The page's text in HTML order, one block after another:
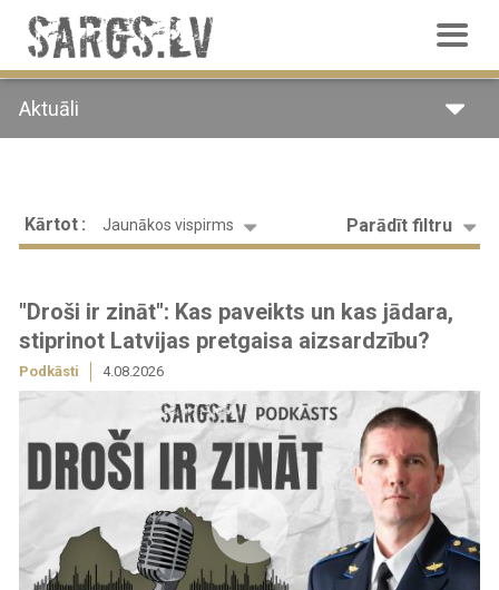
Pārlekt
galveno
saturu
Aktuāli
Parādīt filtru
Kārtot Jaunākos vispirms
"Droši ir zināt": Kas paveikts un kas jādara,
stiprinot Latvijas pretgaisa aizsardzību?
Podkāsti 4.08.2026